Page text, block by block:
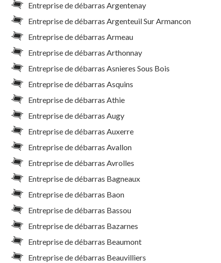
Entreprise de débarras Argentenay
Entreprise de débarras Argenteuil Sur Armancon
Entreprise de débarras Armeau
Entreprise de débarras Arthonnay
Entreprise de débarras Asnieres Sous Bois
Entreprise de débarras Asquins
Entreprise de débarras Athie
Entreprise de débarras Augy
Entreprise de débarras Auxerre
Entreprise de débarras Avallon
Entreprise de débarras Avrolles
Entreprise de débarras Bagneaux
Entreprise de débarras Baon
Entreprise de débarras Bassou
Entreprise de débarras Bazarnes
Entreprise de débarras Beaumont
Entreprise de débarras Beauvilliers